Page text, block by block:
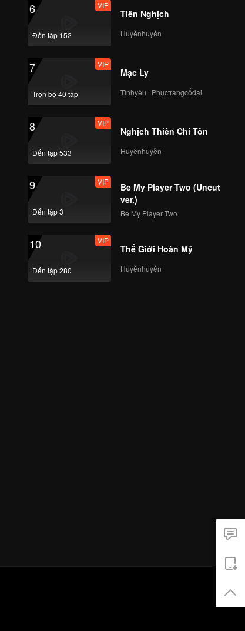
6
Đến tập 152
VIP
Tiên Nghịch
Huyềnhuyễn
7
Trọn bộ 40 tập
VIP
Mạc Ly
Tìnhyêu · Phụctrangcổđại
8
Đến tập 533
VIP
Nghịch Thiên Chí Tôn
Huyềnhuyễn
9
Đến tập 3
VIP
Be My Player Two (Uncut
ver.)
Be My Player Two
10
Đến tập 280
VIP
Thế Giới Hoàn Mỹ
Huyềnhuyễn